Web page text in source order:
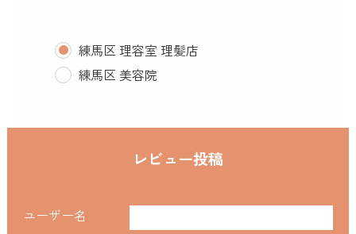
練馬区 理容室 理髪店
練馬区 美容院
レビュー投稿
ユーザー名